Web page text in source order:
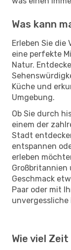
Was kann
Erleben Sie
eine perfekte
Natur.
Küche und
Umgebung.
Ob Sie durch
einem der
Stadt
entspannen
erleben
Geschmack
Paar oder mit
unvergessliche
Wie viel